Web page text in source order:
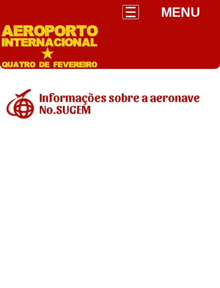
MENU
Informações sobre a aeronave
No.SUGEM